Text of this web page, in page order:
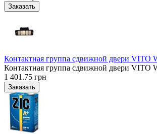
Контактная группа сдвижной двери VITO
Контактная группа сдвижной двери VITO
1 401.75 грн